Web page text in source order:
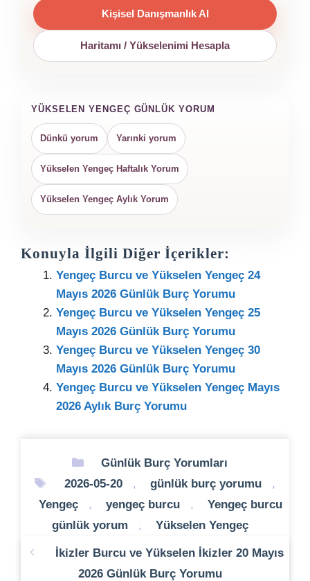
Kişisel Danışmanlık Al
Haritamı / Yükselenimi Hesapla
YÜKSELEN YENGEÇ GÜNLÜK YORUM
Dünkü yorum Yarınki yorum
Yükselen Yengeç Haftalık Yorum
Yükselen Yengeç Aylık Yorum
Konuyla İlgili Diğer İçerikler:
Yengeç Burcu ve Yükselen Yengeç 24
Mayıs 2026 Günlük Burç Yorumu
Yengeç Burcu ve Yükselen Yengeç 25
Mayıs 2026 Günlük Burç Yorumu
Yengeç Burcu ve Yükselen Yengeç 30
Mayıs 2026 Günlük Burç Yorumu
Yengeç Burcu ve Yükselen Yengeç Mayıs
2026 Aylık Burç Yorumu
Kategoriler
Günlük Burç Yorumları
Etiketler
2026-05-20 , günlük burç yorumu
,
Yengeç
, yengeç burcu ,
Yengeç burcu
günlük yorum
, Yükselen Yengeç
İkizler Burcu ve Yükselen İkizler 20 Mayıs
2026 Günlük Burç Yorumu